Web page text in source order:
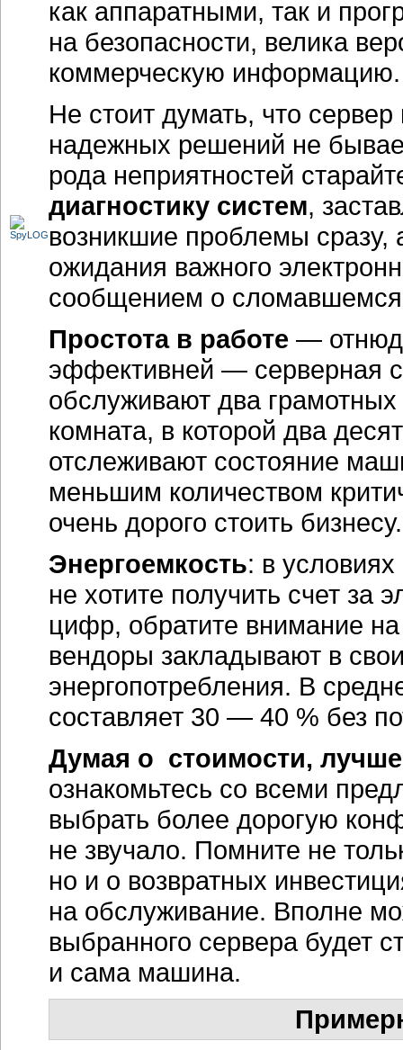
как аппаратными, так и
на безопасности, велика
коммерческую информацию.
Не стоит думать, что
надежных решений не
рода неприятностей
диагностику систем,
возникшие проблемы сразу,
ожидания важного
сообщением о сломавшемся
Простота в работе —
эффективней — серверная
обслуживают два
комната, в которой два
отслеживают состояние
меньшим количеством
очень дорого стоить бизнесу.
Энергоемкость: в
не хотите получить счет за
цифр, обратите внимание
вендоры закладывают в
энергопотребления. В
составляет 30 — 40 % без
Думая о стоимости,
ознакомьтесь со всеми
выбрать более дорогую
не звучало. Помните не
но и о возвратных
на обслуживание. Вполне
выбранного сервера будет
и сама машина.